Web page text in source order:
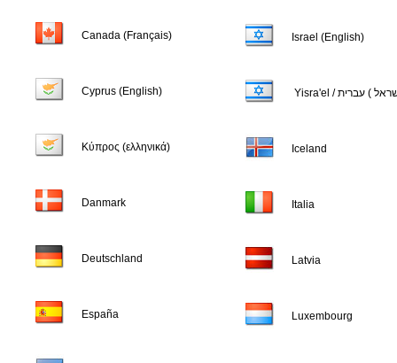
Canada (Français)
Cyprus (English)
Κύπρος (ελληνικά)
Danmark
Deutschland
España
Israel (English)
Iceland
Italia
Latvia
Luxembourg